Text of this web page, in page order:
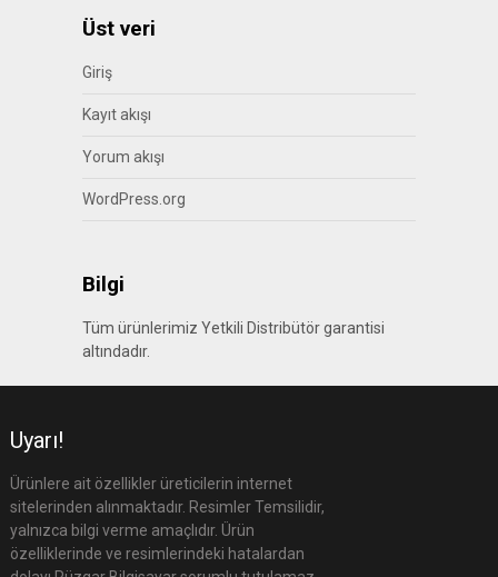
Üst veri
Giriş
Kayıt akışı
Yorum akışı
WordPress.org
Bilgi
Tüm ürünlerimiz Yetkili Distribütör garantisi
altındadır.
Uyarı!
Ürünlere ait özellikler üreticilerin internet
sitelerinden alınmaktadır. Resimler Temsilidir,
yalnızca bilgi verme amaçlıdır. Ürün
özelliklerinde ve resimlerindeki hatalardan